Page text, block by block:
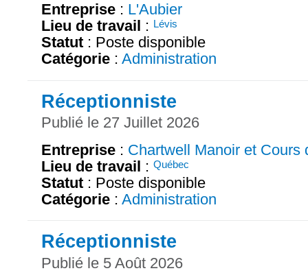
Entreprise : L'Aubier
Lieu de travail : Lévis
Statut : Poste disponible
Catégorie : Administration
Réceptionniste
Publié le 27 Juillet 2026
Entreprise : Chartwell Manoir et Cours
Lieu de travail : Québec
Statut : Poste disponible
Catégorie : Administration
Réceptionniste
Publié le 5 Août 2026